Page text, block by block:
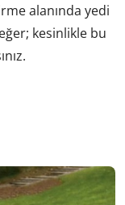
alanında yedi
kesinlikle bu